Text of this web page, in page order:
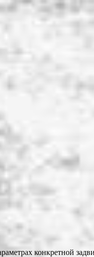
конкретной